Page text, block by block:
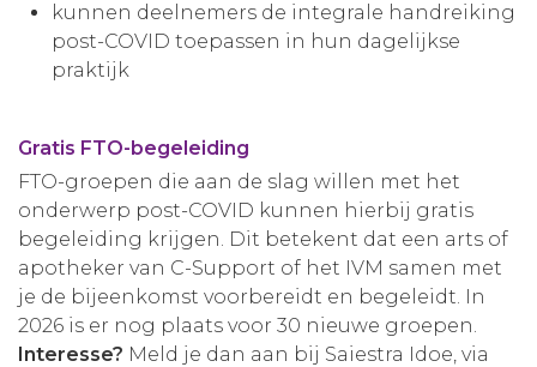
kunnen deelnemers de integrale handreiking
post-COVID toepassen in hun dagelijkse
praktijk
Gratis FTO-begeleiding
FTO-groepen die aan de slag willen met het
onderwerp post-COVID kunnen hierbij gratis
begeleiding krijgen. Dit betekent dat een arts of
apotheker van C-Support of het IVM samen met
je de bijeenkomst voorbereidt en begeleidt. In
2026 is er nog plaats voor 30 nieuwe groepen.
Interesse? Meld je dan aan bij Saiestra Idoe, via